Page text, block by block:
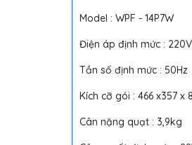
Model : WPF - 14P7W
Điện áp định mức :
Tần số định mức : 50Hz
Kích cỡ gói : 466 x357 x
Cân nặng quạt : 3,9kg